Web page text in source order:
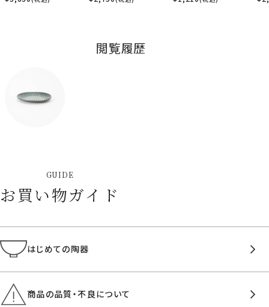
閲覧履歴
GUIDE
お買い物ガイド
はじめての陶器
商品の品質・不良について